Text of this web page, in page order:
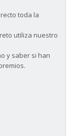
toda la
utiliza nuestro
y saber si han